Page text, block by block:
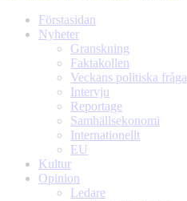
Förstasidan
Nyheter
Granskning
Faktakollen
Veckans politiska fråga
Intervju
Reportage
Samhällsekonomi
Internationellt
EU
Kultur
Opinion
Ledare